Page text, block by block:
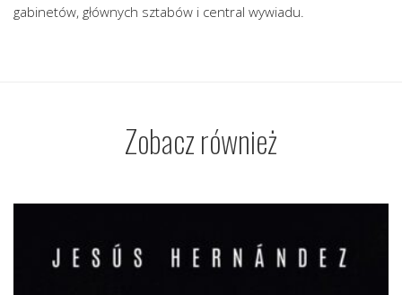
gabinetów, głównych sztabów i central wywiadu.
Zobacz również